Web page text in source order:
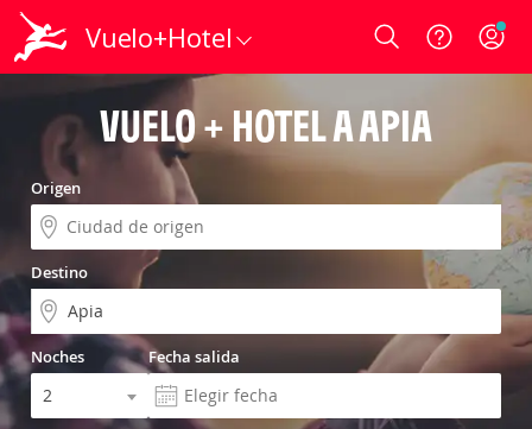
Vuelo+Hotel Login
VUELO + HOTEL A APIA
Origen
Destino
Noches Fecha salida